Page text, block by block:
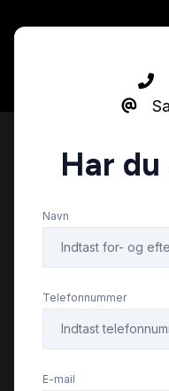
Har du
Navn
Telefonnummer
E-mail